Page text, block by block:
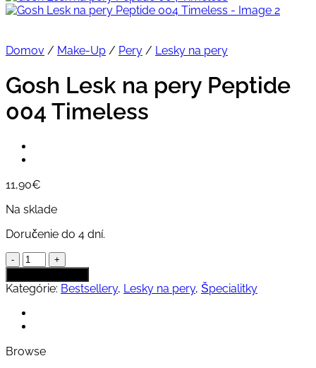
Domov / Make-Up / Pery / Lesky na pery
Gosh Lesk na pery Peptide
004 Timeless
11,90€
Na sklade
Doručenie do 4 dní.
množstvo
Gosh
Lesk
na
pery
Peptide
Timeless
Kategórie: Bestsellery, Lesky na pery, Špecialitky
Browse